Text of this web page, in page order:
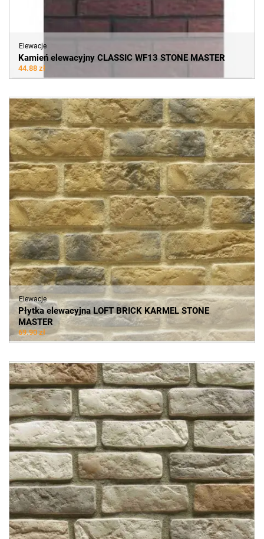
Elewacje
Kamień elewacyjny CLASSIC WF13 STONE MASTER
44.88 zł
Elewacje
Płytka elewacyjna LOFT BRICK KARMEL STONE
MASTER
69.90 zł